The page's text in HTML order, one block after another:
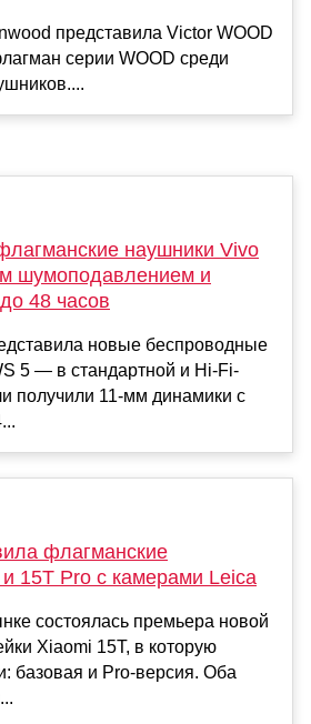
представила Victor WOOD
серии WOOD среди
наушники Vivo
шумоподавлением и
48 часов
новые беспроводные
5 — в стандартной и Hi-Fi-
получили 11-мм динамики с
флагманские
15T Pro с камерами Leica
состоялась премьера новой
Xiaomi 15T, в которую
базовая и Pro-версия. Оба